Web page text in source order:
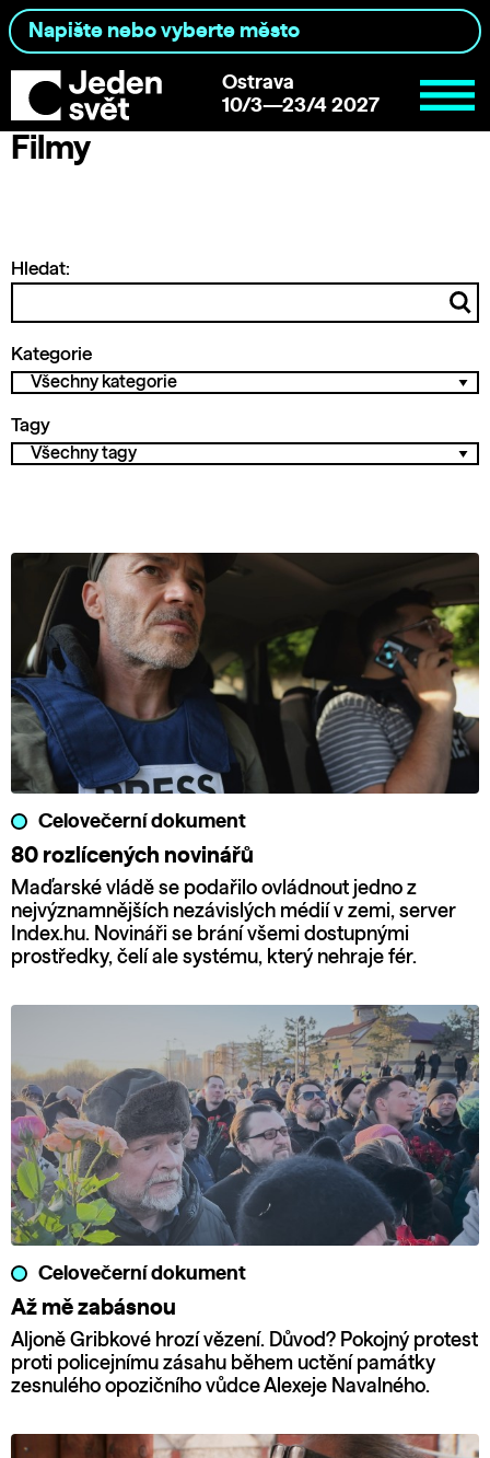
Ostrava
10/3—23/4 2027
Filmy
Hledat:
Kategorie
Tagy
Celovečerní dokument
80 rozlícených novinářů
Maďarské vládě se podařilo ovládnout jedno z
nejvýznamnějších nezávislých médií v zemi, server
Index.hu. Novináři se brání všemi dostupnými
prostředky, čelí ale systému, který nehraje fér.
Celovečerní dokument
Až mě zabásnou
Aljoně Gribkové hrozí vězení. Důvod? Pokojný protest
proti policejnímu zásahu během uctění památky
zesnulého opozičního vůdce Alexeje Navalného.